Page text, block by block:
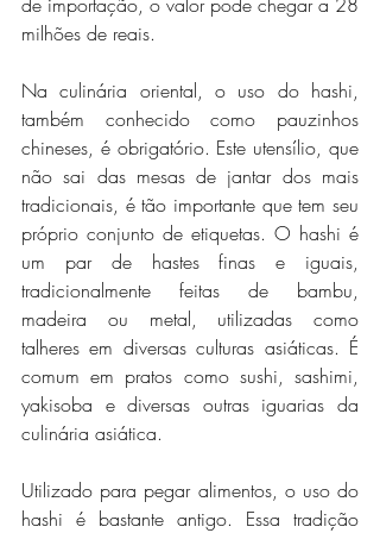
milhões de reais.
Na culinária oriental, o uso do hashi,
também conhecido como pauzinhos
chineses, é obrigatório. Este utensílio, que
não sai das mesas de jantar dos mais
tradicionais, é tão importante que tem seu
próprio conjunto de etiquetas. O hashi é
um par de hastes finas e iguais,
tradicionalmente feitas de bambu,
madeira ou metal, utilizadas como
talheres em diversas culturas asiáticas. É
comum em pratos como sushi, sashimi,
yakisoba e diversas outras iguarias da
culinária asiática.
Utilizado para pegar alimentos, o uso do
hashi é bastante antigo. Essa tradição